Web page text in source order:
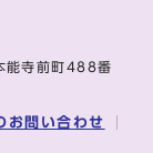
能寺前町488番
お問い合わせ